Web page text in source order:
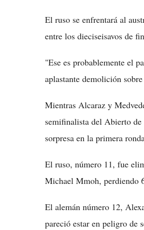
El ruso se enfrentará al
entre los dieciseisavos de
"Ese es probablemente el
aplastante demolición
Mientras Alcaraz y
semifinalista del Abierto de
sorpresa en la primera
El ruso, número 11, fue
Michael Mmoh, perdiendo
El alemán número 12,
pareció estar en peligro de